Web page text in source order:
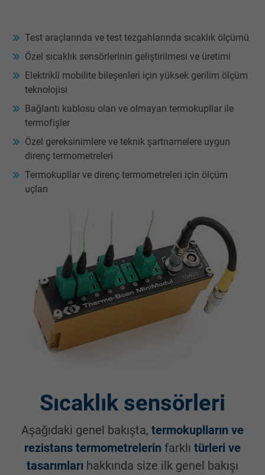
Test araçlarında ve test tezgahlarında sıcaklık ölçümü
Özel sıcaklık sensörlerinin geliştirilmesi ve üretimi
Elektrikli mobilite bileşenleri için yüksek gerilim ölçüm
teknolojisi
Bağlantı kablosu olan ve olmayan termokupllar ile
termofişler
Özel gereksinimlere ve teknik şartnamelere uygun
direnç termometreleri
Termokupllar ve direnç termometreleri için ölçüm
uçları
Sıcaklık sensörleri
Aşağıdaki genel bakışta, termokuplların ve
rezistans termometrelerin farklı türleri ve
tasarımları hakkında size ilk genel bakışı